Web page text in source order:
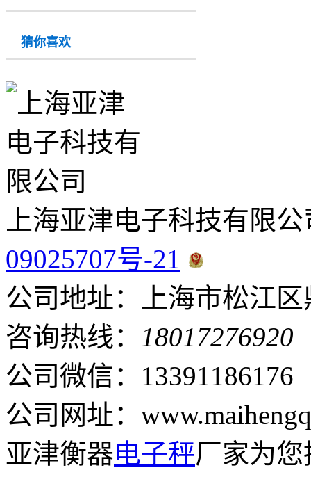
猜你喜欢
上海亚津电子科技有限
09025707号-21
公司地址：上海市松江区
咨询热线： 18017276920
公司微信：13391186176
公司网址：
亚津衡器电子秤厂家为